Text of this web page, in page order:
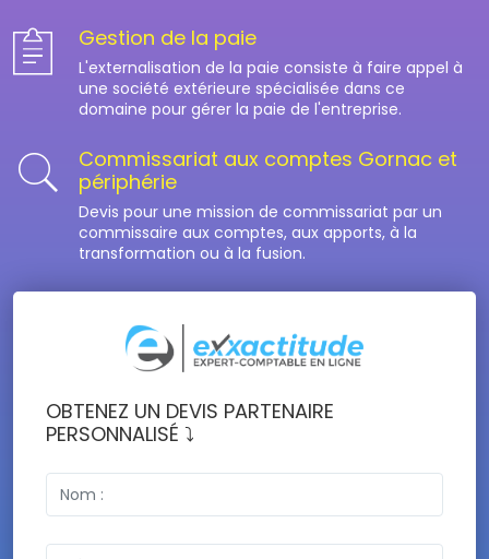
Gestion de la paie
L'externalisation de la paie consiste à faire appel à
une société extérieure spécialisée dans ce
domaine pour gérer la paie de l'entreprise.
Commissariat aux comptes Gornac et
périphérie
Devis pour une mission de commissariat par un
commissaire aux comptes, aux apports, à la
transformation ou à la fusion.
OBTENEZ UN DEVIS PARTENAIRE
PERSONNALISÉ ⤵️